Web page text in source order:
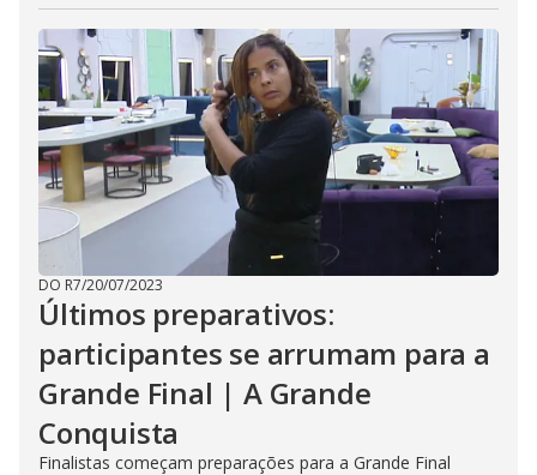
DO R7/20/07/2023
Últimos preparativos:
participantes se arrumam para a
Grande Final | A Grande
Conquista
Finalistas começam preparações para a Grande Final